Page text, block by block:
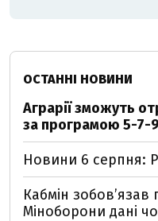
ОСТАННІ НОВИНИ
Аграрії зможуть
за програмою 5-7-
Новини 6 серпня:
Кабмін
Міноборони дані